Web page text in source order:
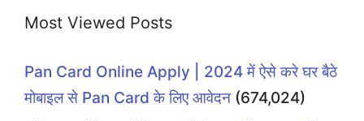
Most Viewed Posts
Pan Card Online Apply | 2024 में ऐसे करे घर बैठे
मोबाइल से Pan Card के लिए आवेदन (674,024)